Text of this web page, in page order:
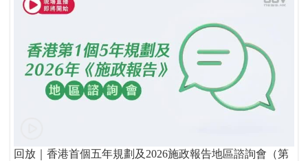
回放｜香港首個五年規劃及2026施政報告地區諮詢會（第